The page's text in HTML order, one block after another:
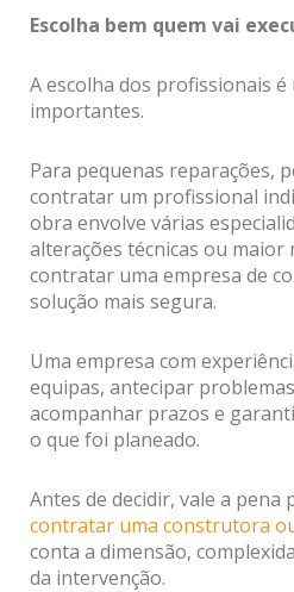
Escolha bem quem vai
A escolha dos profissionais é
importantes.
Para pequenas reparações,
contratar um profissional
obra envolve várias
alterações técnicas ou maior
contratar uma empresa de
solução mais segura.
Uma empresa com
equipas, antecipar
acompanhar prazos e
o que foi planeado.
Antes de decidir, vale a pena
contratar uma construtora
conta a dimensão,
da intervenção.